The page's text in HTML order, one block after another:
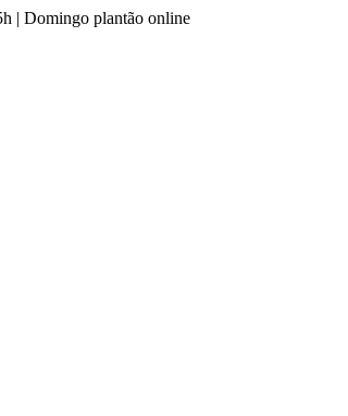
| Domingo plantão online